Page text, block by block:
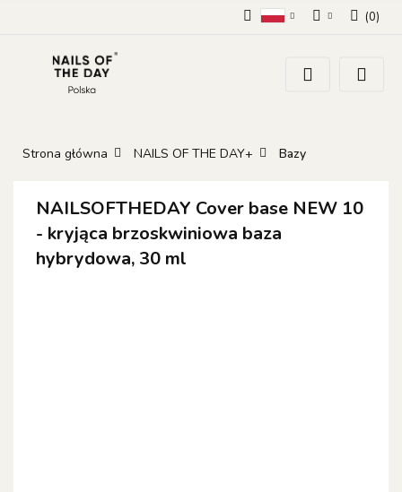
Zarejestruj się
(0)
Strona główna NAILS OF THE DAY+ Bazy
NAILSOFTHEDAY Cover base NEW 10
- kryjąca brzoskwiniowa baza
hybrydowa, 30 ml